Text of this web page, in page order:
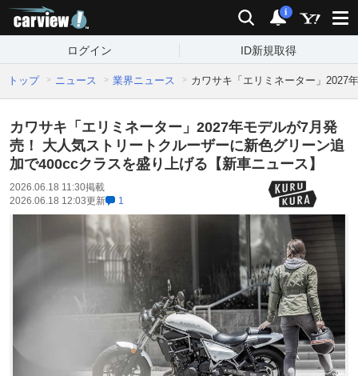
検索 通知
i
ログイン ID新規取得
トップ ニュース 業界ニュース カワサキ「エリミネーター」2027
カワサキ「エリミネーター」2027年モデルが7月発
売！ 大人気ストリートクルーザーに新色グリーン追
加で400ccクラスを盛り上げる【新車ニュース】
2026.06.18 11:30掲載
2026.06.18 12:03更新 1